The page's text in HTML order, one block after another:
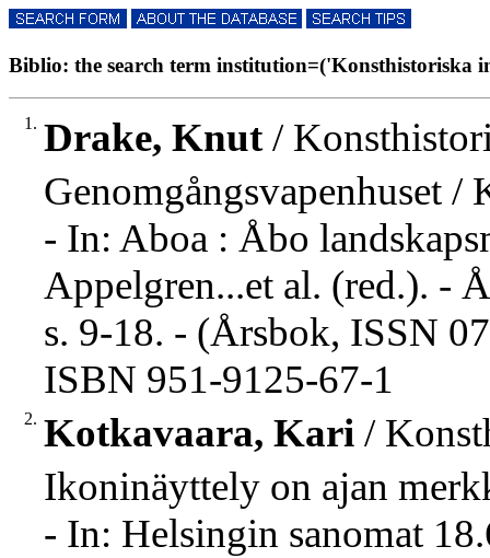
Biblio: the search term institution=('Konsthistoriska
1. Drake, Knut/
Genomgångsvapenhuset /
- In: Aboa : Åbo
Appelgren...et al. (red.). -
s. 9-18. - (Årsbok, ISSN
ISBN 951-9125-67-1
2. Kotkavaara, Kari /
Ikoninäyttely on ajan
- In: Helsingin sanomat